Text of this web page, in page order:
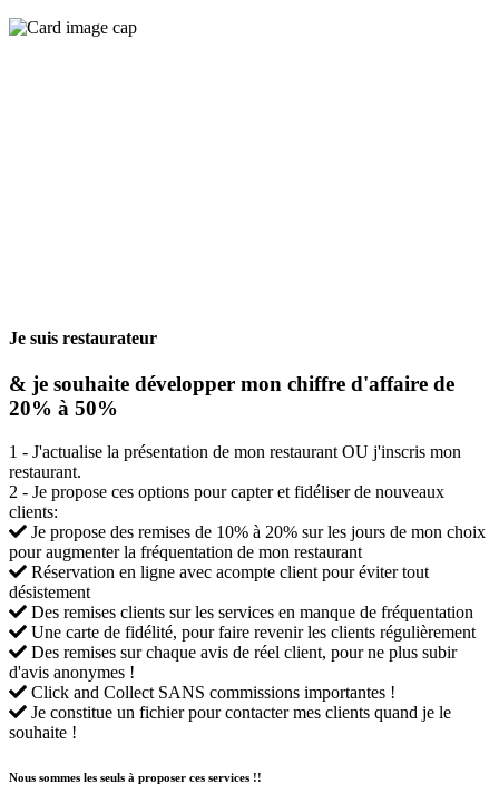
Je suis restaurateur
& je souhaite développer mon chiffre d'affaire de
20% à 50%
1 - J'actualise la présentation de mon restaurant OU j'inscris mon
restaurant.
2 - Je propose ces options pour capter et fidéliser de nouveaux
clients:
Je propose des remises de 10% à 20% sur les jours de mon choix
pour augmenter la fréquentation de mon restaurant
Réservation en ligne avec acompte client pour éviter tout
désistement
Des remises clients sur les services en manque de fréquentation
Une carte de fidélité, pour faire revenir les clients régulièrement
Des remises sur chaque avis de réel client, pour ne plus subir
d'avis anonymes !
Click and Collect SANS commissions importantes !
Je constitue un fichier pour contacter mes clients quand je le
souhaite !
Nous sommes les seuls à proposer ces services !!